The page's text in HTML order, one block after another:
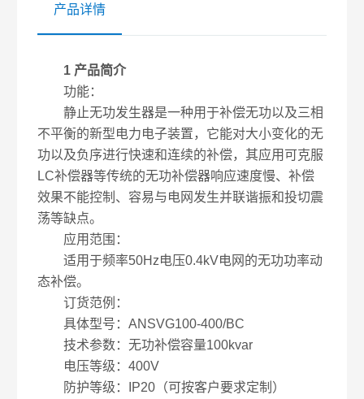
产品详情
1 产品简介
功能：
静止无功发生器是一种用于补偿无功以及三相
不平衡的新型电力电子装置，它能对大小变化的无
功以及负序进行快速和连续的补偿，其应用可克服
LC补偿器等传统的无功补偿器响应速度慢、补偿
效果不能控制、容易与电网发生并联谐振和投切震
荡等缺点。
应用范围：
适用于频率50Hz电压0.4kV电网的无功功率动
态补偿。
订货范例：
具体型号：ANSVG100-400/BC
技术参数：无功补偿容量100kvar
电压等级：400V
防护等级：IP20（可按客户要求定制）